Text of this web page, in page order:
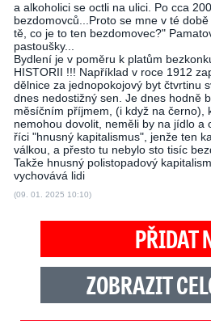
a alkoholici se octli na ulici. Po cca
bezdomovců...Proto se mne v té
tě, co je to ten bezdomovec?"
pastoušky...
Bydlení je v poměru k platům
HISTORII !!! Například v roce 1912
dělnice za jednopokojový byt čtvrtinu
dnes nedostižný sen. Je dnes hodně
měsíčním příjmem, (i když na černo),
nemohou dovolit, neměli by na jídlo a
říci "hnusný kapitalismus", jenže ten
válkou, a přesto tu nebylo sto tisíc
Takže hnusný polistopadový
vychovává lidi
(09. 01. 2025 10:10)
PŘIDAT
ZOBRAZIT